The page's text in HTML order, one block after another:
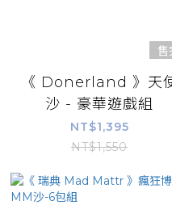
售
《 Donerland 》天
沙 - 豪華遊戲組
NT$1,395
NT$1,550